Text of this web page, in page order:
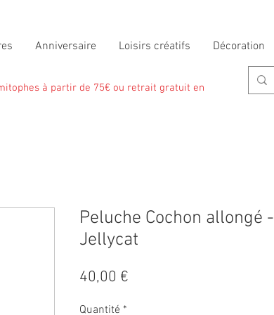
Anniversaire Loisirs créatifs Décoration
à partir de 75€ ou retrait gratuit en
Peluche Cochon allongé -
Jellycat
40,00 €
Quantité *